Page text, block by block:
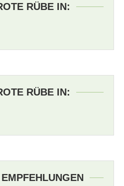
RÜBE IN:
RÜBE IN: